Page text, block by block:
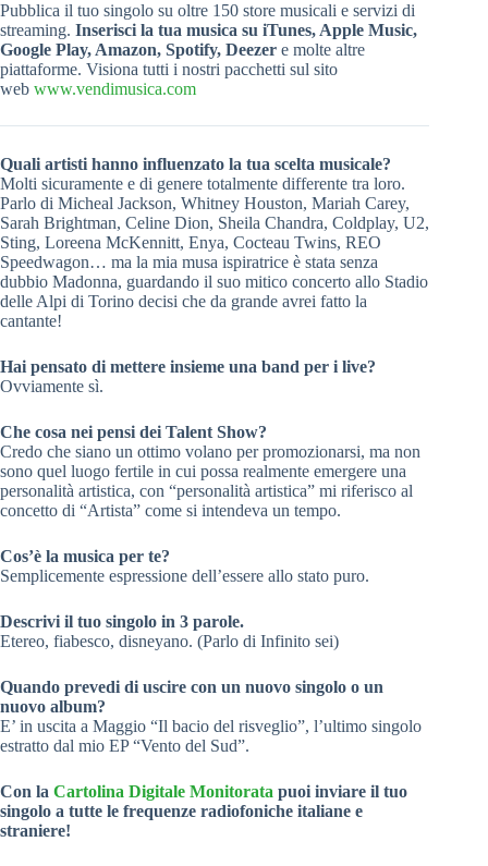
Pubblica il tuo singolo su oltre 150 store musicali e servizi di
streaming. Inserisci la tua musica su iTunes, Apple Music,
Google Play, Amazon, Spotify, Deezer e molte altre
piattaforme. Visiona tutti i nostri pacchetti sul sito
web www.vendimusica.com
Quali artisti hanno influenzato la tua scelta musicale?
Molti sicuramente e di genere totalmente differente tra loro.
Parlo di Micheal Jackson, Whitney Houston, Mariah Carey,
Sarah Brightman, Celine Dion, Sheila Chandra, Coldplay, U2,
Sting, Loreena McKennitt, Enya, Cocteau Twins, REO
Speedwagon… ma la mia musa ispiratrice è stata senza
dubbio Madonna, guardando il suo mitico concerto allo Stadio
delle Alpi di Torino decisi che da grande avrei fatto la
cantante!
Hai pensato di mettere insieme una band per i live?
Ovviamente sì.
Che cosa nei pensi dei Talent Show?
Credo che siano un ottimo volano per promozionarsi, ma non
sono quel luogo fertile in cui possa realmente emergere una
personalità artistica, con “personalità artistica” mi riferisco al
concetto di “Artista” come si intendeva un tempo.
Cos’è la musica per te?
Semplicemente espressione dell’essere allo stato puro.
Descrivi il tuo singolo in 3 parole.
Etereo, fiabesco, disneyano. (Parlo di Infinito sei)
Quando prevedi di uscire con un nuovo singolo o un
nuovo album?
E’ in uscita a Maggio “Il bacio del risveglio”, l’ultimo singolo
estratto dal mio EP “Vento del Sud”.
Con la Cartolina Digitale Monitorata puoi inviare il tuo
singolo a tutte le frequenze radiofoniche italiane e
straniere!